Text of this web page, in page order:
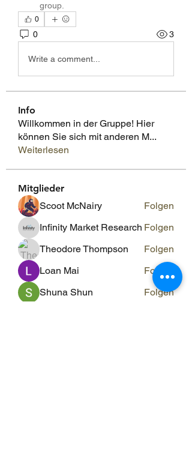
group.
0
0 3
Write a comment...
Info
Willkommen in der Gruppe! Hier
können Sie sich mit anderen M...
Weiterlesen
Mitglieder
Scoot McNairy
Folgen
Infinity Market Research Folgen
Theodore Thompson
Folgen
Loan Mai
Folgen
Shuna Shun
Folgen